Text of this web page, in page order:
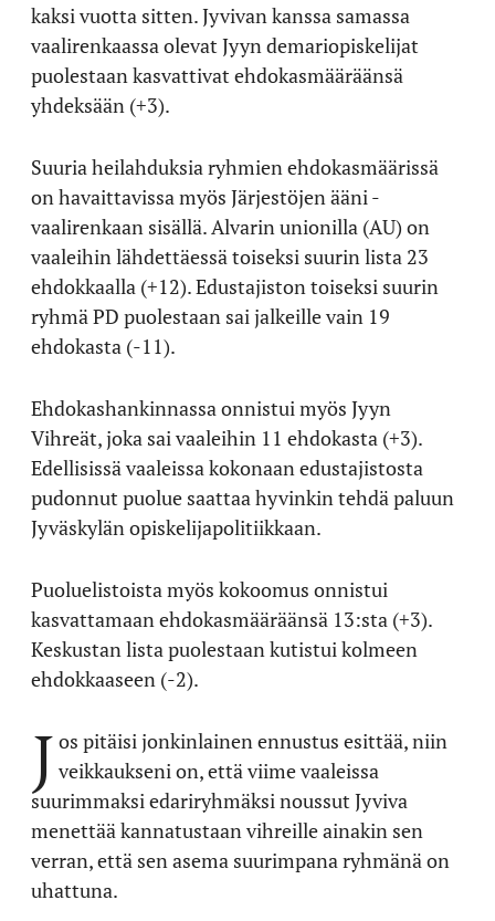
kaksi vuotta sitten. Jyvivan kanssa samassa
vaalirenkaassa olevat Jyyn demariopiskelijat
puolestaan kasvattivat ehdokasmääräänsä
yhdeksään (+3).
Suuria heilahduksia ryhmien ehdokasmäärissä
on havaittavissa myös Järjestöjen ääni -
vaalirenkaan sisällä. Alvarin unionilla (AU) on
vaaleihin lähdettäessä toiseksi suurin lista 23
ehdokkaalla (+12). Edustajiston toiseksi suurin
ryhmä PD puolestaan sai jalkeille vain 19
ehdokasta (-11).
Ehdokashankinnassa onnistui myös Jyyn
Vihreät, joka sai vaaleihin 11 ehdokasta (+3).
Edellisissä vaaleissa kokonaan edustajistosta
pudonnut puolue saattaa hyvinkin tehdä paluun
Jyväskylän opiskelijapolitiikkaan.
Puoluelistoista myös kokoomus onnistui
kasvattamaan ehdokasmääräänsä 13:sta (+3).
Keskustan lista puolestaan kutistui kolmeen
ehdokkaaseen (-2).
J os pitäisi jonkinlainen ennustus esittää, niin
veikkaukseni on, että viime vaaleissa
suurimmaksi edariryhmäksi noussut Jyviva
menettää kannatustaan vihreille ainakin sen
verran, että sen asema suurimpana ryhmänä on
uhattuna.